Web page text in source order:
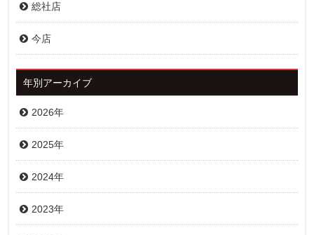
総社店
今店
年別アーカイブ
2026年
2025年
2024年
2023年